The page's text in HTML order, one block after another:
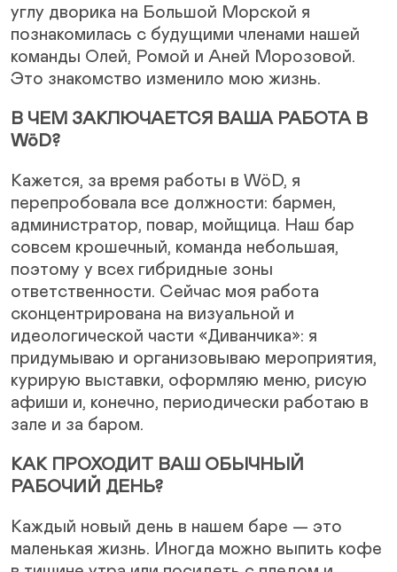
углу дворика на Большой Морской я
познакомилась с будущими членами нашей
команды Олей, Ромой и Аней Морозовой.
Это знакомство изменило мою жизнь.
В ЧЕМ ЗАКЛЮЧАЕТСЯ ВАША РАБОТА В
WöD?
Кажется, за время работы в WöD, я
перепробовала все должности: бармен,
администратор, повар, мойщица. Наш бар
совсем крошечный, команда небольшая,
поэтому у всех гибридные зоны
ответственности. Сейчас моя работа
сконцентрирована на визуальной и
идеологической части «Диванчика»: я
придумываю и организовываю мероприятия,
курирую выставки, оформляю меню, рисую
афиши и, конечно, периодически работаю в
зале и за баром.
КАК ПРОХОДИТ ВАШ ОБЫЧНЫЙ
РАБОЧИЙ ДЕНЬ?
Каждый новый день в нашем баре — это
маленькая жизнь. Иногда можно выпить кофе